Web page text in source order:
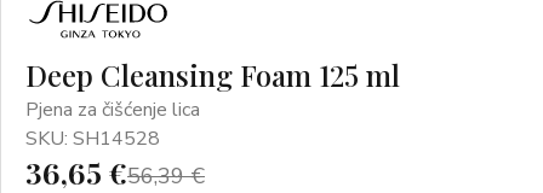
Deep Cleansing Foam 125 ml
Pjena za čišćenje lica
SKU: SH14528
36,65 €56,39 €